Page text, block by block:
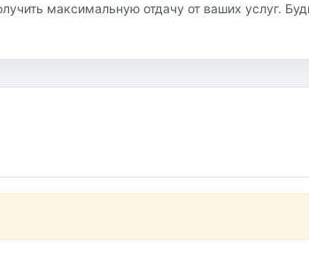
максимальную отдачу от ваших услуг.